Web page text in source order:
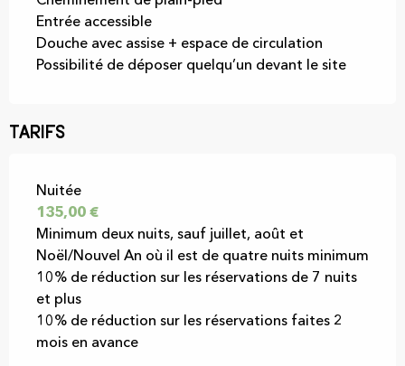
Entrée accessible
Douche avec assise + espace de circulation
Possibilité de déposer quelqu’un devant le site
Tarifs
Tarifs 2026
Nuitée
135,00 €
Minimum deux nuits, sauf juillet, août et
Noël/Nouvel An où il est de quatre nuits minimum
10% de réduction sur les réservations de 7 nuits
et plus
10% de réduction sur les réservations faites 2
mois en avance